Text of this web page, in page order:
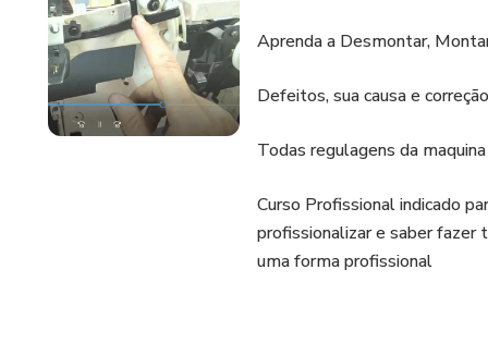
Aprenda a Desmontar,
Defeitos, sua causa e
Todas regulagens da
Curso Profissional indicado
profissionalizar e saber fazer
uma forma profissional